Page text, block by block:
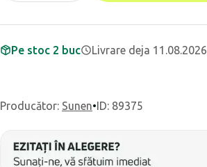
Pe stoc 2 buc Livrare deja 11.08.2026
Producător: Sunen•ID: 89375